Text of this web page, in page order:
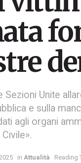
Sezioni Unite
e sulla
agli organi
in Attualità Reading